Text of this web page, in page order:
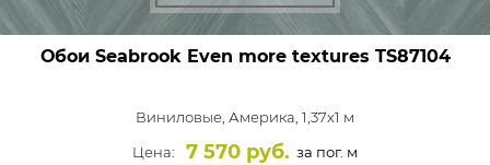
Обои Seabrook Even more textures TS87104
Виниловые, Америка, 1,37x1 м
Цена:
7 570 руб. за пог. м